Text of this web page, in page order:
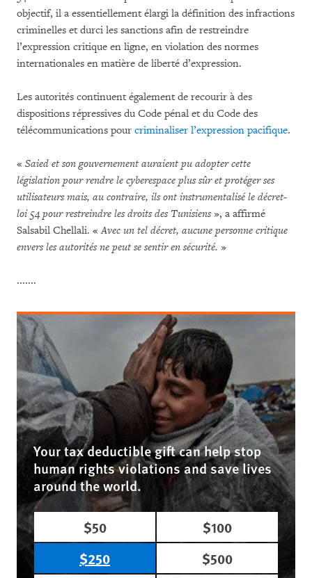
objectif, il a essentiellement élargi la définition des infractions
criminelles et durci les sanctions afin de restreindre
l’expression critique en ligne, en violation des normes
internationales en matière de liberté d’expression.
Les autorités continuent également de recourir à des
dispositions répressives du Code pénal et du Code des
télécommunications pour criminaliser l’expression pacifique.
« Saied et son gouvernement auraient pu adopter cette
législation pour rendre le cyberespace plus sûr et protéger ses
utilisateurs mais, au contraire, ils ont instrumentalisé le décret-
loi 54 pour restreindre les droits des Tunisiens », a affirmé
Salsabil Chellali. « Avec un tel décret, aucune personne critique
envers les autorités ne peut se sentir en sécurité. »
.......
Your tax deductible gift can help stop
human rights violations and save lives
around the world.
$50
$100
$250
$500